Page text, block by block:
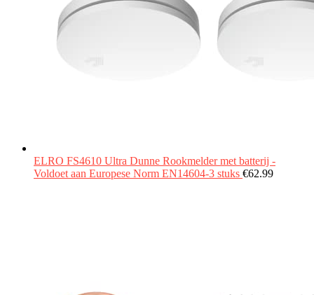
ELRO FS4610 Ultra Dunne Rookmelder met batterij -
Voldoet aan Europese Norm EN14604-3 stuks €62.99